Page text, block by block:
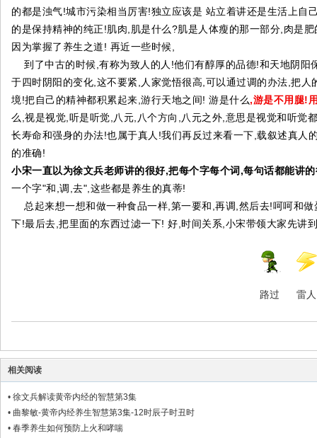
的都是浊气!城市污染相当厉害!独立应该是 站立着讲还是生活上
的是保持精神的纯正!肌肉,肌是什么?肌是人体瘦的那一部分,肉是
因为掌握了养生之道! 再近一些时候,
到了中古的时候,有称为致人的人!他们有醇厚的品德!和天地阴阳
于四时阴阳的变化,这不要紧,人家觉悟很高,可以通过调的办法,把
境!把自己的精神都积累起来,游行天地之间! 游是什么,游是不用腿!
么,视是视觉,听是听觉,八元,八个方向,八元之外,意思是视觉和听觉
长寿命和强身的办法!也属于真人!我们再反过来看一下,载叙述真
的准确!
小宋一直以为徐文兵老师讲的很好,把每个字每个词,每句话都能讲
一个字"和,调,去",这些都是养生的真蒂!
总起来想一想和做一种食品一样,第一要和,再调,然后去!呵呵和
下!最后去,把里面的东西过滤一下! 好,时间关系,小宋带领大家先讲
路过 雷人
相关阅读
• 徐文兵解读黄帝内经的智慧第3集
• 曲黎敏-黄帝内经养生智慧第3集-12时辰子时丑时
• 春季养生如何预防上火和哮喘